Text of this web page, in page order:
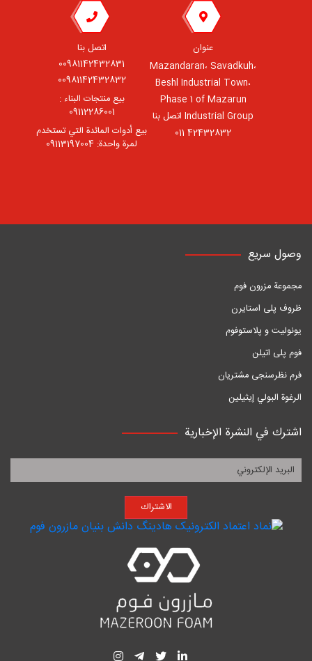
عنوان
Mazandaran، Savadkuh،
Beshl Industrial Town،
Phase 1 of Mazarun
Industrial Group اتصل بنا
42432832 011
اتصل بنا
00981142432831
00981142432832
بيع منتجات البناء :
09112286001
بيع أدوات المائدة التي تستخدم
لمرة واحدة: 09113197004
وصول سريع
مجموعة مزرون فوم
ظروف پلی استایرن
یونولیت و پلاستوفوم
فوم پلی اتیلن
فرم نظرسنجی مشتریان
الرغوة البولي إيثيلين
اشترك في النشرة الإخبارية
الاشتراك